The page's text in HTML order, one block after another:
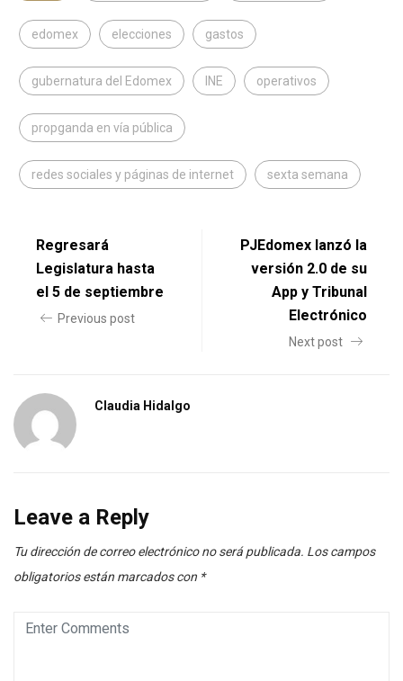
edomex elecciones gastos
gubernatura del Edomex INE operativos
propganda en vía pública
redes sociales y páginas de internet sexta semana
Regresará
Legislatura hasta
el 5 de septiembre
Previous post
PJEdomex lanzó la
versión 2.0 de su
App y Tribunal
Electrónico
Next post
Claudia Hidalgo
Leave a Reply
Tu dirección de correo electrónico no será publicada. Los campos
obligatorios están marcados con *